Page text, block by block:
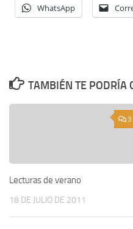
WhatsApp
TAMBIÉN TE PODRÍA
3
Lecturas de verano
18 DE JULIO DE 2011